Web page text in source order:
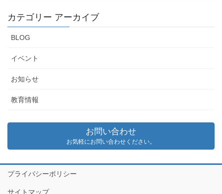
カテゴリー アーカイブ
BLOG
イベント
お知らせ
教育情報
お問い合わせ
お気軽にお問い合わせください。
プライバシーポリシー
サイトマップ